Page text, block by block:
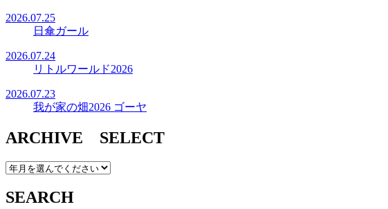
2026.07.25
日傘ガール
2026.07.24
リトルワールド2026
2026.07.23
我が家の畑2026 ゴーヤ
ARCHIVE SELECT
SEARCH